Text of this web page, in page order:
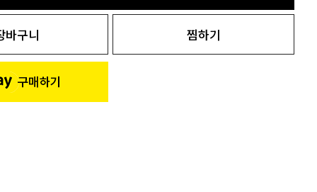
바구니 찜하기